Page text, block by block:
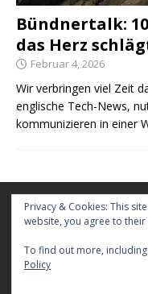
Bündnertalk:
das Herz
Februar 4, 2026
Wir verbringen viel Zeit
englische Tech-News,
kommunizieren in einer
Kontakt
Gastbeitrag
Privacy & Cookies: This
website, you agree to their
To find out more,
Policy